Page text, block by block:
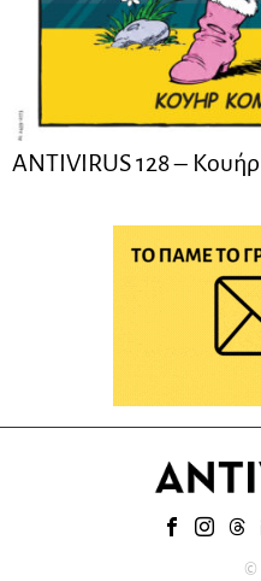
ANTIVIRUS 128 –
©